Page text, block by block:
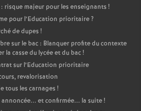
risque majeur pour les enseignants !
pour l’Education prioritaire?
de dupes !
sur le bac : Blanquer profite du contexte
la casse du lycée et du bac!
sur l’Education prioritaire
revalorisation
tous les carnages !
annoncée... et confirmée... la suite!